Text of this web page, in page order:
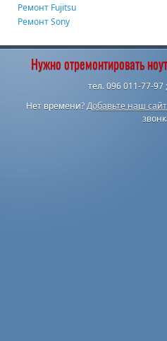
Ремонт Fujitsu
Ремонт Sony
Нужно отремонтировать
тел. 096 011-77-97
Нет времени?Добавьте наш